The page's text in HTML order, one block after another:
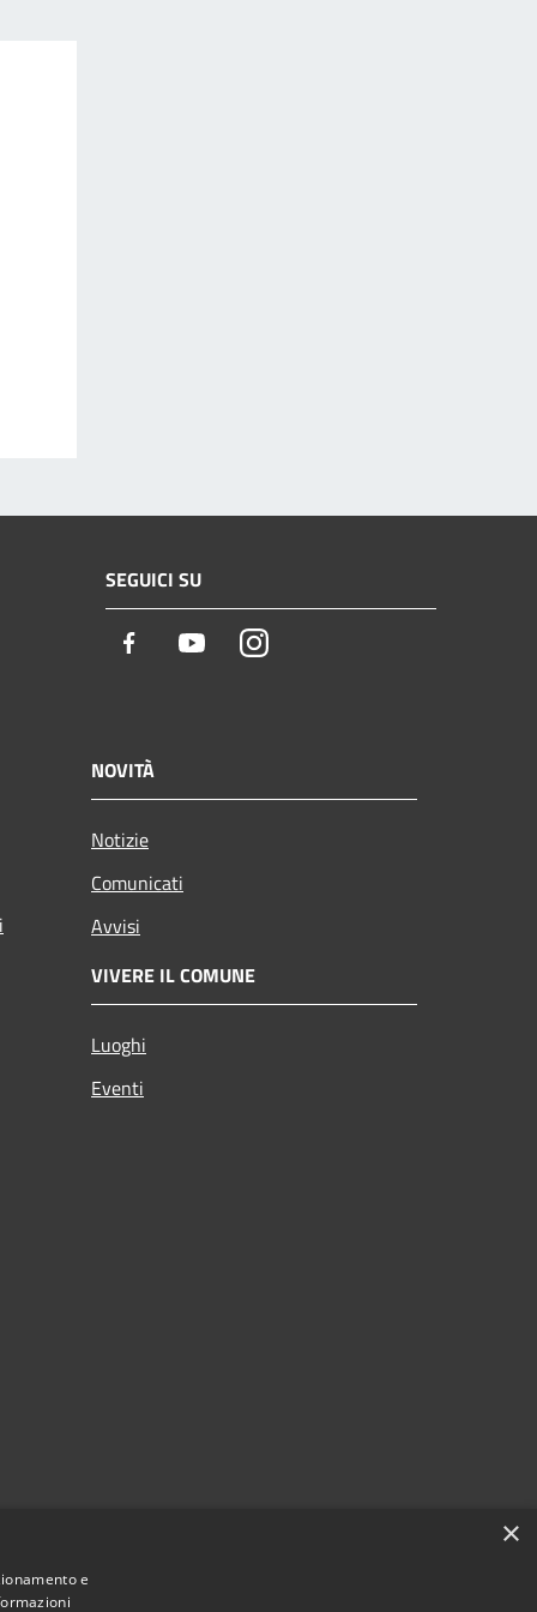
SEGUICI SU
Facebook YoutubeInstagram
NOVITÀ
Notizie
Comunicati
Avvisi
VIVERE IL COMUNE
Luoghi
Eventi
×
e